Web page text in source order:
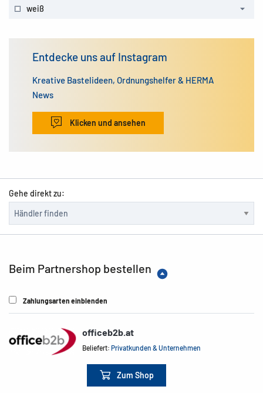
weiß
Entdecke uns auf Instagram
Kreative Bastelideen, Ordnungshelfer & HERMA
News
Klicken und ansehen
Gehe direkt zu:
Beim Partnershop bestellen
Zahlungsarten einblenden
officeb2b.at
Beliefert:Privatkunden & Unternehmen
Zum Shop